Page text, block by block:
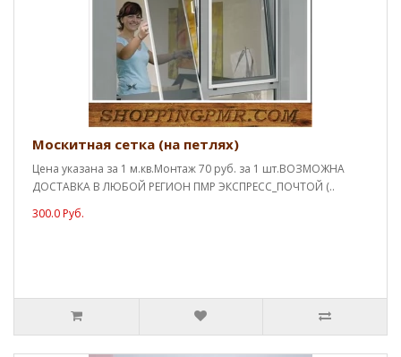
Москитная сетка (на петлях)
Цена указана за 1 м.кв.Монтаж 70 руб. за 1 шт.ВОЗМОЖНА
ДОСТАВКА В ЛЮБОЙ РЕГИОН ПМР ЭКСПРЕСС_ПОЧТОЙ (..
300.0 Руб.